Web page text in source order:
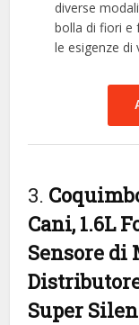
diverse
bolla di fiori e
le esigenze di
3.
Cani, 1.6L
Sensore di
Super